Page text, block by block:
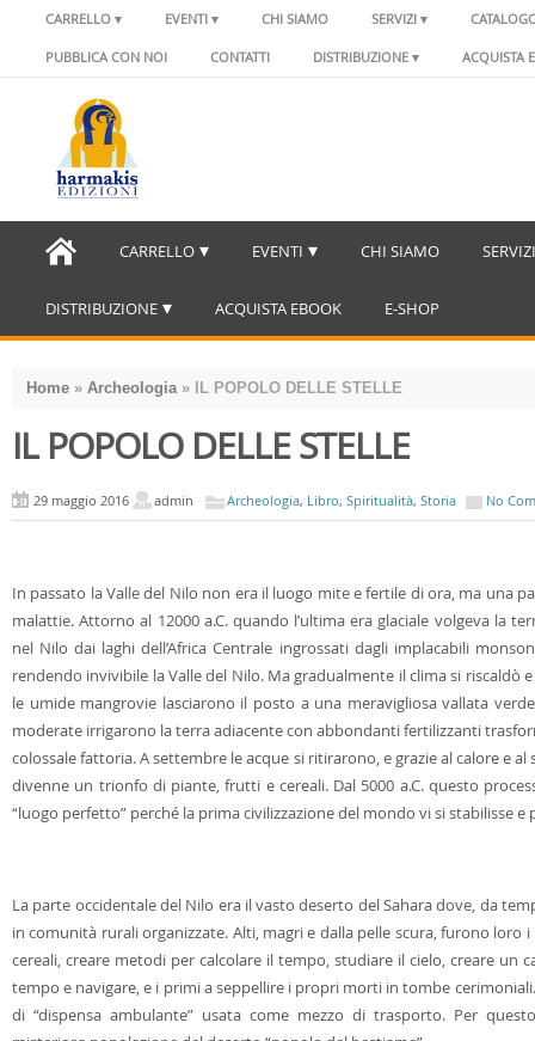
CARRELLO EVENTI CHI SIAMO SERVIZI
PUBBLICA CON NOI CONTATTI DISTRIBUZIONE ACQUISTA
CARRELLO EVENTI CHI SIAMO SERVIZI
DISTRIBUZIONE ACQUISTA EBOOK E-SHOP
Home » Archeologia» IL POPOLO DELLE STELLE
IL POPOLO DELLE STELLE
29 maggio 2016 admin Archeologia, Libro, Spiritualità, Storia No
In passato la Valle del Nilo non era il luogo mite e fertile di ora, ma una
malattie. Attorno al 12000 a.C. quando l’ultima era glaciale volgeva la
nel Nilo dai laghi dell’Africa Centrale ingrossati dagli implacabili
rendendo invivibile la Valle del Nilo. Ma gradualmente il clima si riscaldò
le umide mangrovie lasciarono il posto a una meravigliosa vallata
moderate irrigarono la terra adiacente con abbondanti fertilizzanti
colossale fattoria. A settembre le acque si ritirarono, e grazie al calore e
divenne un trionfo di piante, frutti e cereali. Dal 5000 a.C. questo
“luogo perfetto” perché la prima civilizzazione del mondo vi si stabilisse e
La parte occidentale del Nilo era il vasto deserto del Sahara dove, da
in comunità rurali organizzate. Alti, magri e dalla pelle scura, furono loro
cereali, creare metodi per calcolare il tempo, studiare il cielo, creare un
tempo e navigare, e i primi a seppellire i propri morti in tombe
di “dispensa ambulante” usata come mezzo di trasporto. Per